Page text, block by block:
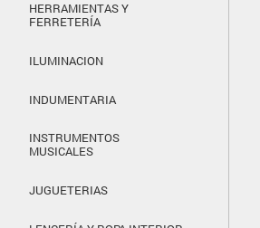
HERRAMIENTAS Y
FERRETERÍA
ILUMINACION
INDUMENTARIA
INSTRUMENTOS
MUSICALES
JUGUETERIAS